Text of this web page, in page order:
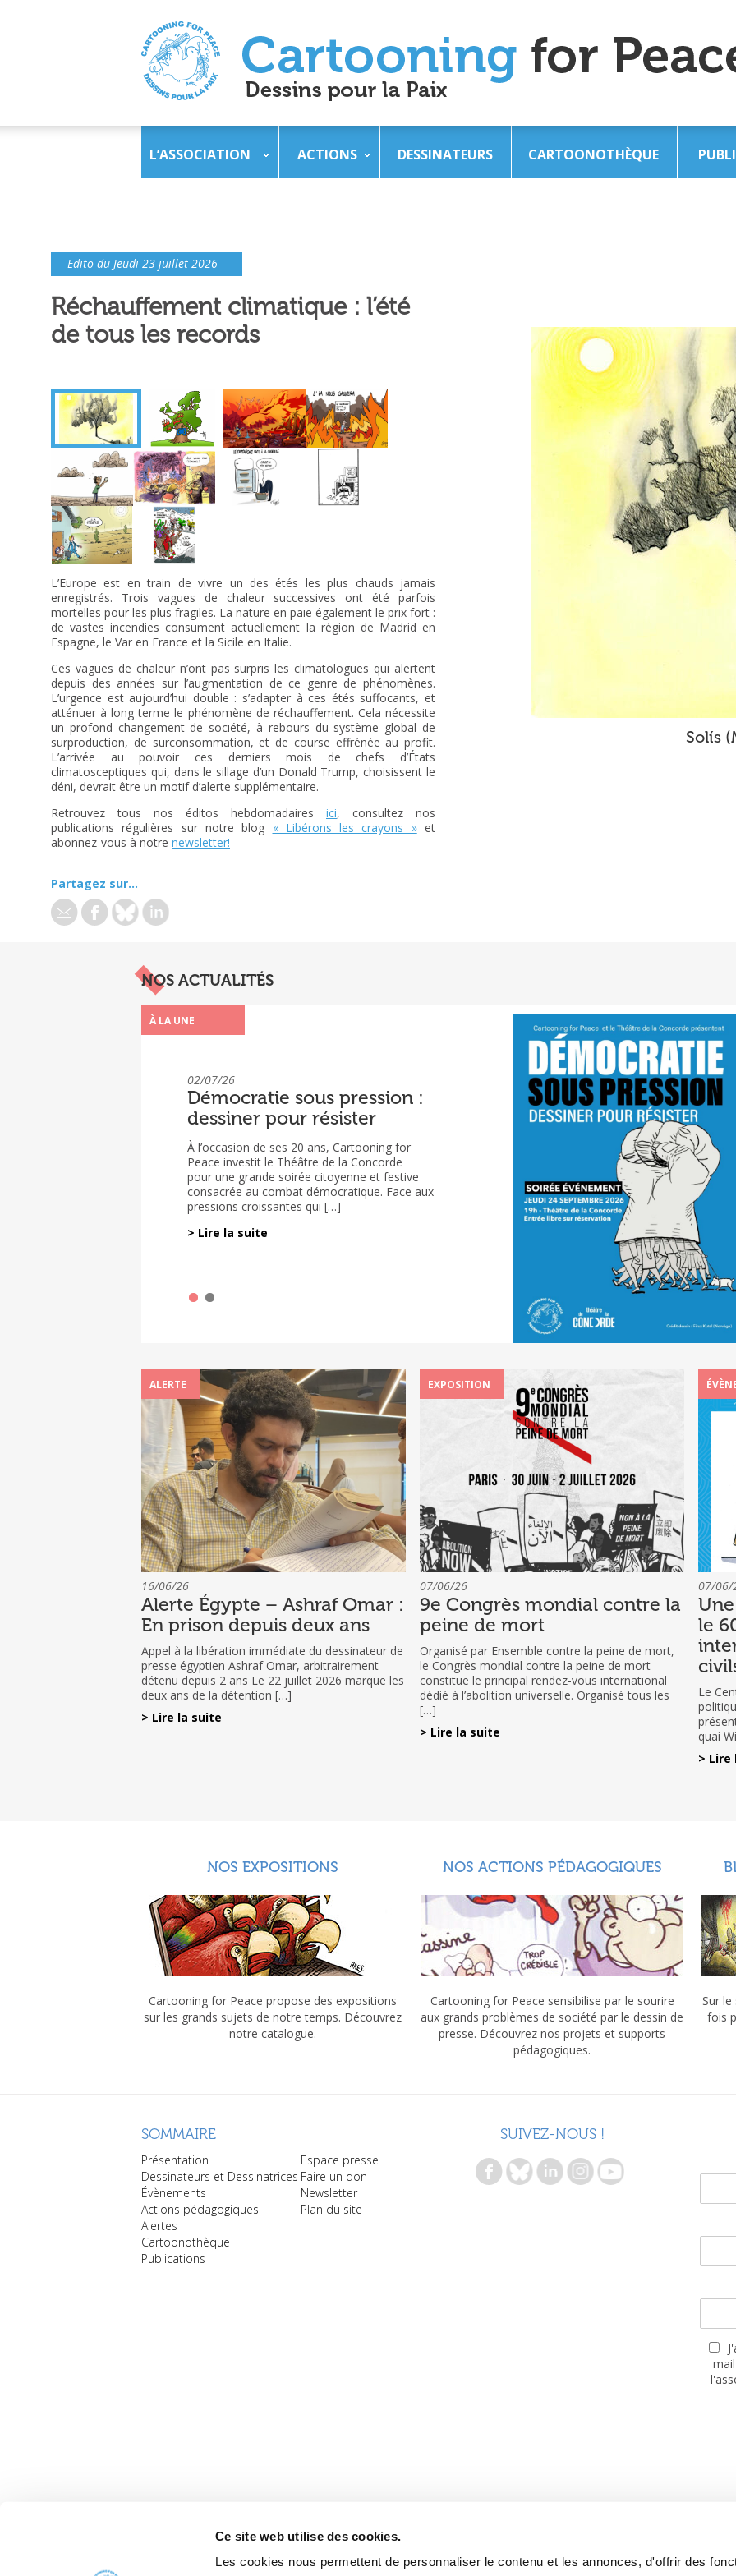
Ce site web utilise des cookies.
Les cookies nous permettent de personnaliser le contenu et les annonces, d'offrir des
L’ASSOCIATION ACTIONS DESSINATEURS CARTOONOTHÈQUE
Edito du Jeudi 23 juillet 2026
Réchauffement climatique : l’été
de tous les records
L’Europe est en train de vivre un des étés les plus chauds jamais
enregistrés. Trois vagues de chaleur successives ont été parfois
mortelles pour les plus fragiles. La nature en paie également le prix fort :
de vastes incendies consument actuellement la région de Madrid en
Espagne, le Var en France et la Sicile en Italie.
Ces vagues de chaleur n’ont pas surpris les climatologues qui alertent
depuis des années sur l’augmentation de ce genre de phénomènes.
L’urgence est aujourd’hui double : s’adapter à ces étés suffocants, et
atténuer à long terme le phénomène de réchauffement. Cela nécessite
un profond changement de société, à rebours du système global de
surproduction, de surconsommation, et de course effrénée au profit.
L’arrivée au pouvoir ces derniers mois de chefs d’États
climatosceptiques qui, dans le sillage d’un Donald Trump, choisissent le
déni, devrait être un motif d’alerte supplémentaire.
Retrouvez tous nos éditos hebdomadaires ici, consultez nos
publications régulières sur notre blog « Libérons les crayons »et
abonnez-vous à notre newsletter!
Partagez sur...
Solís
NOS ACTUALITÉS
À LA UNE
02/07/26
Démocratie sous pression :
dessiner pour résister
À l’occasion de ses 20 ans, Cartooning for
Peace investit le Théâtre de la Concorde
pour une grande soirée citoyenne et festive
consacrée au combat démocratique. Face aux
pressions croissantes qui […]
> Lire la suite
« Sous pression » : Rapport
sur la situation des
dessinateurs de presse
menacés dans le monde
2023-2025
Le rapport sur la situation des dessinateurs et
monde est sorti le 2 mars 2026. Il est le fruit
ALERTE
16/06/26
Alerte Égypte – Ashraf Omar :
En prison depuis deux ans
Appel à la libération immédiate du dessinateur de
presse égyptien Ashraf Omar, arbitrairement
détenu depuis 2 ans Le 22 juillet 2026 marque les
deux ans de la détention […]
> Lire la suite
EXPOSITION
07/06/26
9e Congrès mondial contre la
peine de mort
Organisé par Ensemble contre la peine de mort,
le Congrès mondial contre la peine de mort
constitue le principal rendez-vous international
dédié à l’abolition universelle. Organisé tous les
[…]
> Lire la suite
07/06/
le
Le
quai
> Lire
NOS EXPOSITIONS
Cartooning for Peace propose des expositions
sur les grands sujets de notre temps. Découvrez
notre catalogue.
NOS ACTIONS PÉDAGOGIQUES
Cartooning for Peace sensibilise par le sourire
aux grands problèmes de société par le dessin de
presse. Découvrez nos projets et supports
pédagogiques.
Sur le
fois
SOMMAIRE
Présentation
Dessinateurs et Dessinatrices
Évènements
Actions pédagogiques
Alertes
Cartoonothèque
Publications
Espace presse
Faire un don
Newsletter
Plan du site
SUIVEZ-NOUS !